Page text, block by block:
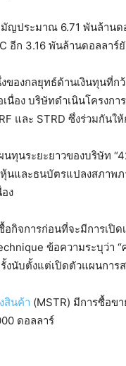
ญประมาณ 6.71 พันล้านด
อีก 3.16 พันล้านดอลลาร์
ของกลยุทธ์ด้านเงินทุนที่
นื่อง บริษัทดำเนินโครงก
และ STRD ซึ่งร่วมกัน
ทุนระยะยาวของบริษัท
นและธนบัตรแปลงสภาพ
ง
กิจการก่อนที่จะมีการเปิ
ข้อความระบุว่า
งนับตั้งแต่เปิดตัวแผนการ
สินค้า (MSTR) มีการซื้อข
ดอลลาร์